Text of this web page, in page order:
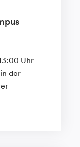
Uhr
der